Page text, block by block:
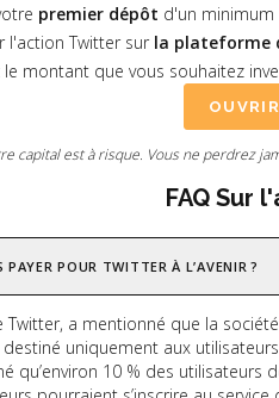
premier dépôt d'un minimum
l'action Twitter sur la plateforme
le montant que vous souhaitez
capital est à risque. Vous ne perdrez
FAQ Sur
PAYER POUR TWITTER À L’AVENIR ?
Twitter, a mentionné que la
uniquement aux utilisateurs
qu’environ 10 % des